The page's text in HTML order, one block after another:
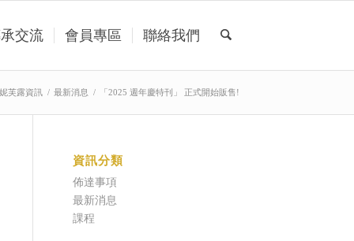
交流 會員專區 聯絡我們
妮芙露資訊 / 最新消息 / 「2025 週年慶特刊」 正式開始販售!
資訊分類
佈達事項
最新消息
課程